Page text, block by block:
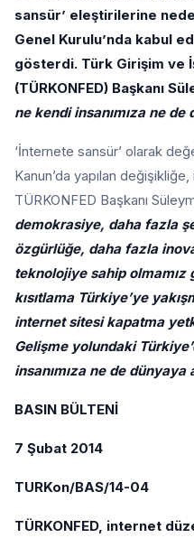
sansür’ eleştirilerine
Genel Kurulu’nda kabul
gösterdi. Türk Girişim ve
(TÜRKONFED) Başkanı
ne kendi insanımıza ne
‘İnternete sansür’ olarak
Kanun’da yapılan
TÜRKONFED Başkanı
demokrasiye, daha fazla
özgürlüğe, daha fazla
teknolojiye sahip
kısıtlama Türkiye’ye
internet sitesi kapatma
Gelişme yolundaki
insanımıza ne de
BASIN BÜLTENİ
7 Şubat 2014
TURKon/BAS/14-04
TÜRKONFED, internet